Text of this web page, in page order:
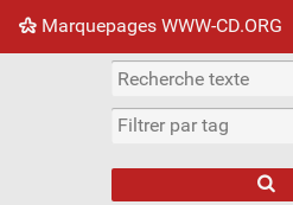
Marquepages WWW-CD.ORG
Nuage de tags Mur d'images